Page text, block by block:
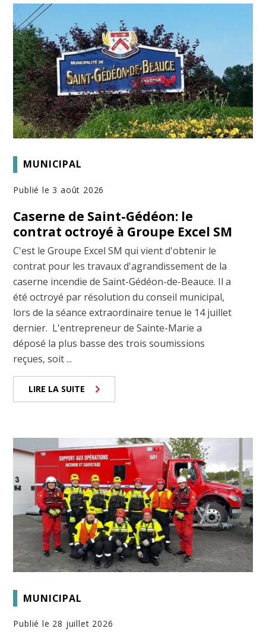
MUNICIPAL
Publié le 3 août 2026
Caserne de Saint-Gédéon: le
contrat octroyé à Groupe Excel SM
C'est le Groupe Excel SM qui vient d'obtenir le
contrat pour les travaux d'agrandissement de la
caserne incendie de Saint-Gédéon-de-Beauce. Il a
été octroyé par résolution du conseil municipal,
lors de la séance extraordinaire tenue le 14 juillet
dernier. L'entrepreneur de Sainte-Marie a
déposé la plus basse des trois soumissions
reçues, soit ...
LIRE LA SUITE
MUNICIPAL
Publié le 28 juillet 2026